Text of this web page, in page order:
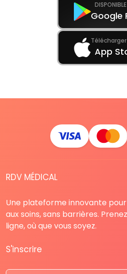
Google
App
RDV MÉDICAL
Une plateforme innovante
aux soins, sans barrières.
ligne, où que vous soyez.
S'inscrire